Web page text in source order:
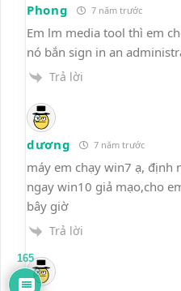
Phong 7 năm trước
Em lm media tool thì em
nó bắn sign in an
Trả lời
dương 7 năm trước
máy em chạy win7 ạ, định
ngay win10 giả mạo,cho
bây giờ
Trả lời
165